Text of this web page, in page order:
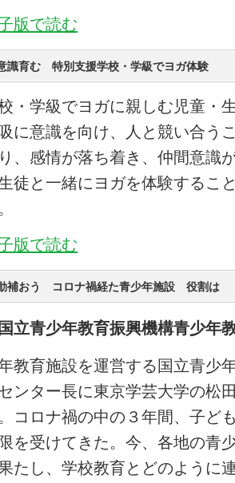
版で読む
識育む 特別支援学校・学級でヨガ体験
・学級でヨガに親しむ児童・
に意識を向け、人と競い合う
、感情が落ち着き、仲間意識
徒と一緒にヨガを体験するこ
版で読む
補おう コロナ禍経た青少年施設 役割は
青少年教育振興機構青少年
教育施設を運営する国立青少
ンター長に東京学芸大学の松
コロナ禍の中の３年間、子ど
を受けてきた。今、各地の青
たし、学校教育とどのように